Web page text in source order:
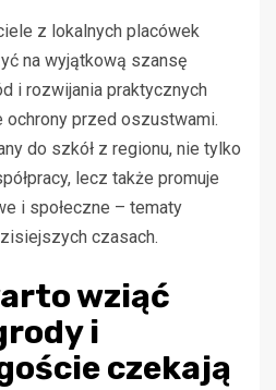
z lokalnych placówek
na wyjątkową szansę
i rozwijania praktycznych
przed oszustwami.
do szkół z regionu, nie tylko
lecz także promuje
i społeczne – tematy
czasach.
wziąć
i
czekają